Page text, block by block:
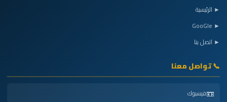
► الرئيسية
► GooGle
► اتصل بنا
📞 تواصل معنا
📼فيسبوك